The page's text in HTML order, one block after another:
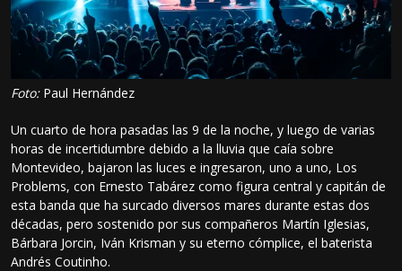
Foto:Paul Hernández
Un cuarto de hora pasadas las 9 de la noche, y luego de varias
horas de incertidumbre debido a la lluvia que caía sobre
Montevideo, bajaron las luces e ingresaron, uno a uno, Los
Problems, con Ernesto Tabárez como figura central y capitán de
esta banda que ha surcado diversos mares durante estas dos
décadas, pero sostenido por sus compañeros Martín Iglesias,
Bárbara Jorcin, Iván Krisman y su eterno cómplice, el baterista
Andrés Coutinho.